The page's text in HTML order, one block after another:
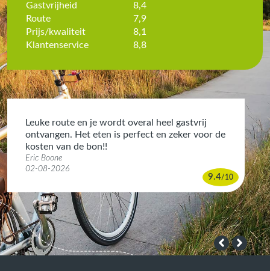
Gastvrijheid
8,4
Route
7,9
Prijs/kwaliteit
8,1
Klantenservice
8,8
Leuke route en je wordt overal heel gastvrij
ontvangen. Het eten is perfect en zeker voor de
kosten van de bon!!
Eric Boone
02-08-2026
9.4/10